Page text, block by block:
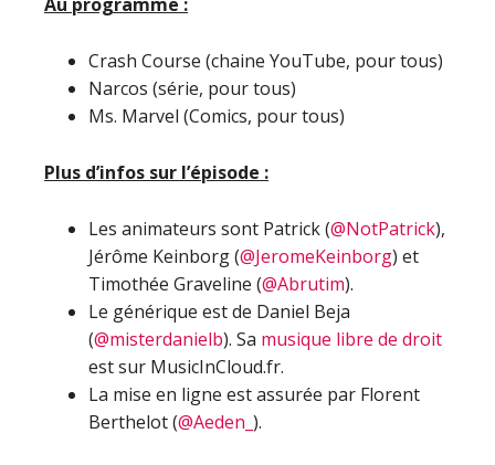
Crash Course (chaine YouTube, pour tous)
Narcos (série, pour tous)
Ms. Marvel (Comics, pour tous)
Plus d’infos sur l’épisode :
Les animateurs sont Patrick (@NotPatrick),
Jérôme Keinborg (@JeromeKeinborg) et
Timothée Graveline (@Abrutim).
Le générique est de Daniel Beja
(@misterdanielb). Sa musique libre de droit
est sur MusicInCloud.fr.
La mise en ligne est assurée par Florent
Berthelot (@Aeden_ ).